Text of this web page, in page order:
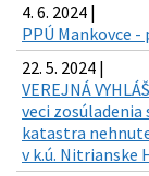
4. 6. 2024 |
PPÚ Mankovce
22. 5. 2024 |
VEREJNÁ
veci
katastra
v k.ú. Nitrianske